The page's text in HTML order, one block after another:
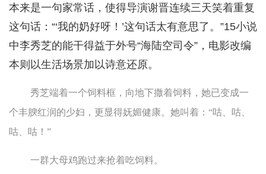
本来是一句家常话，使得导演谢晋连续三天笑着重复
这句话：“‘我的奶好呀！’这句话太有意思了。”15小说
中李秀芝的能干得益于外号“海陆空司令”，电影改编
本则以生活场景加以诗意还原。
秀芝端着一个饲料框，向地下撒着饲料，她已变成一
个丰腴红润的少妇，更显得妩媚健康。她叫着：“咕、咕、
咕、咕！”
一群大母鸡跑过来抢着吃饲料。